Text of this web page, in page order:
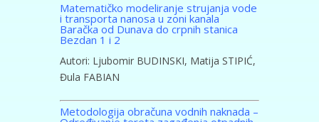
Matematičko modeliranje strujanja vode
i transporta nanosa u zoni kanala
Baračka od Dunava do crpnih stanica
Bezdan 1 i 2
Autori: Ljubomir BUDINSKI, Matija STIPIĆ,
Đula FABIAN
Metodologija obračuna vodnih naknada –